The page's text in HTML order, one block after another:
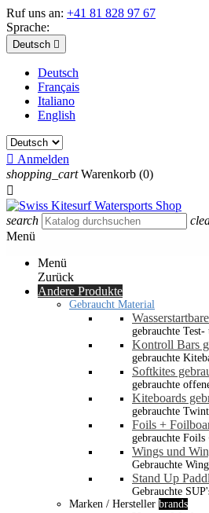
Ruf uns an: +41 81 828 97 67
Sprache:
Deutsch 
Deutsch
Français
Italiano
English
 Anmelden
shopping_cart Warenkorb (0)

search
Menü
Menü
Zurück
Andere Produkte
Gebraucht Material
gebrauchte
Kontroll Bars
gebrauchte
Softkites
gebrauchte
Kiteboards
gebrauchte
Foils +
gebrauchte
Wings und
Gebrauchte
Stand Up
Gebrauchte
Marken / Hersteller brands